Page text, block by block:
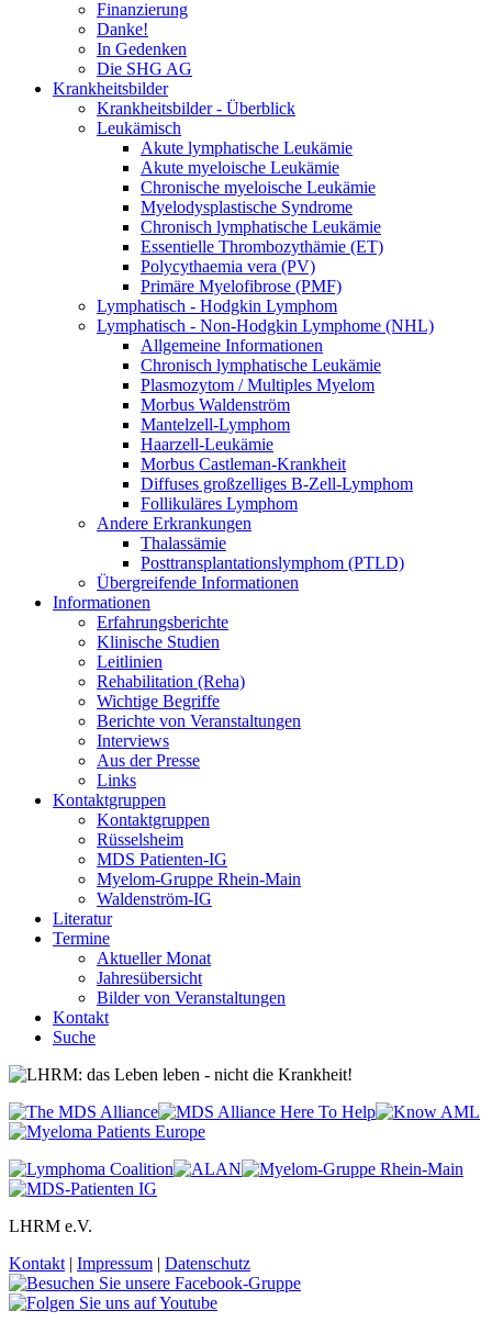
Finanzierung
Danke!
In Gedenken
Die SHG AG
Krankheitsbilder
Krankheitsbilder - Überblick
Leukämisch
Akute lymphatische Leukämie
Akute myeloische Leukämie
Chronische myeloische Leukämie
Myelodysplastische Syndrome
Chronisch lymphatische Leukämie
Essentielle Thrombozythämie (ET)
Polycythaemia vera (PV)
Primäre Myelofibrose (PMF)
Lymphatisch - Hodgkin Lymphom
Lymphatisch - Non-Hodgkin Lymphome (NHL)
Allgemeine Informationen
Chronisch lymphatische Leukämie
Plasmozytom / Multiples Myelom
Morbus Waldenström
Mantelzell-Lymphom
Haarzell-Leukämie
Morbus Castleman-Krankheit
Diffuses großzelliges B-Zell-Lymphom
Follikuläres Lymphom
Andere Erkrankungen
Thalassämie
Posttransplantationslymphom (PTLD)
Übergreifende Informationen
Informationen
Erfahrungsberichte
Klinische Studien
Leitlinien
Rehabilitation (Reha)
Wichtige Begriffe
Berichte von Veranstaltungen
Interviews
Aus der Presse
Links
Kontaktgruppen
Kontaktgruppen
Rüsselsheim
MDS Patienten-IG
Myelom-Gruppe Rhein-Main
Waldenström-IG
Literatur
Termine
Aktueller Monat
Jahresübersicht
Bilder von Veranstaltungen
Kontakt
Suche
LHRM e.V.
Kontakt | Impressum | Datenschutz